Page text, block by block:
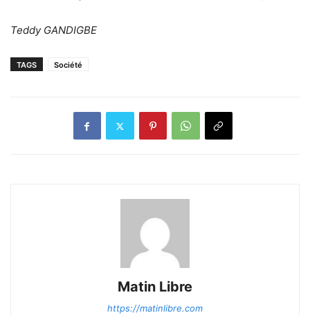
Teddy GANDIGBE
TAGS Société
Matin Libre
https://matinlibre.com